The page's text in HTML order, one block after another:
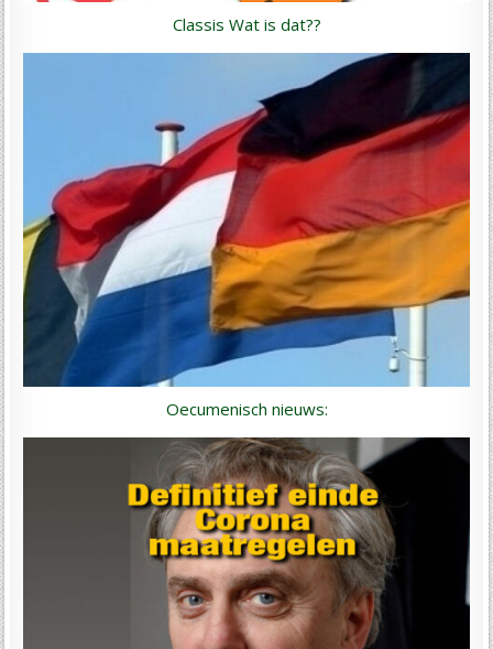
Classis Wat is dat??
Oecumenisch nieuws: